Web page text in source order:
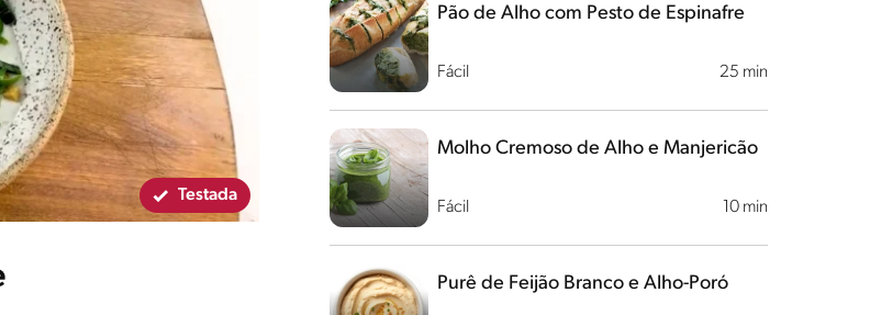
Testada
Fácil 25 min
Pão de Alho com Pesto de Espinafre
Fácil 10 min
Molho Cremoso de Alho e Manjericão
Purê de Feijão Branco e Alho-Poró